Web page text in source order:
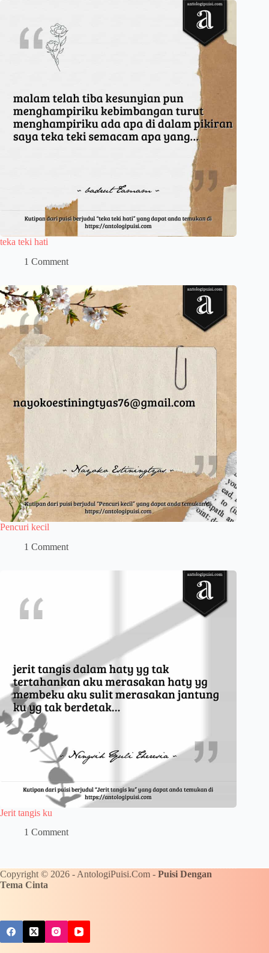
teka teki hati
1 Comment
Pencuri kecil
1 Comment
Jerit tangis ku
1 Comment
Copyright © 2026 - AntologiPuisi.Com - Puisi Dengan
Tema Cinta